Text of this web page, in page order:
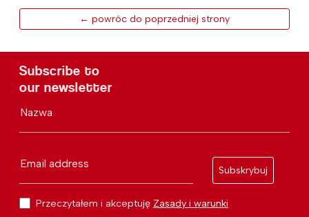
← powróc do poprzedniej strony
Subscribe to
our newsletter
Nazwa
Email address
Subskrybuj
Przeczytałem i akceptuję Zasady i warunki